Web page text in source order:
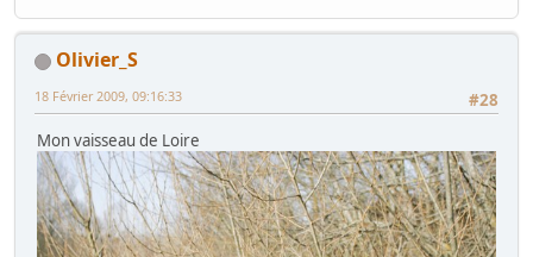
Olivier_S
#28
18 Février 2009, 09:16:33
Mon vaisseau de Loire